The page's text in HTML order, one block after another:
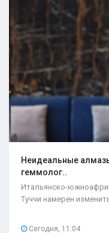
Неидеальные
геммолог..
Итальянско-
Туччи намерен
Сегодня, 11:04